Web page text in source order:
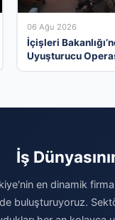
06 Ağu 2026
İçişleri
Uyuşturucu
İş
en dinamik
buluşturuyoruz.